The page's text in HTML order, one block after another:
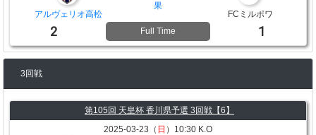
アルヴェリオ高松
果
FCミルポワ
2 Full Time 1
3回戦
第105回 天皇杯 香川県予選 3回戦【6】
2025-03-23（ 日 ）10:30 K.O